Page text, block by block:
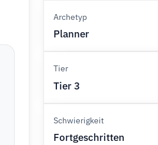
Archetyp
Planner
Tier
Tier 3
Schwierigkeit
Fortgeschritten